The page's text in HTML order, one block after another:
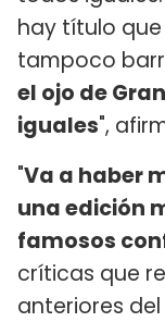
hay título
tampoco
el ojo de
iguales",
"Va a haber
una edición
famosos
críticas que
anteriores